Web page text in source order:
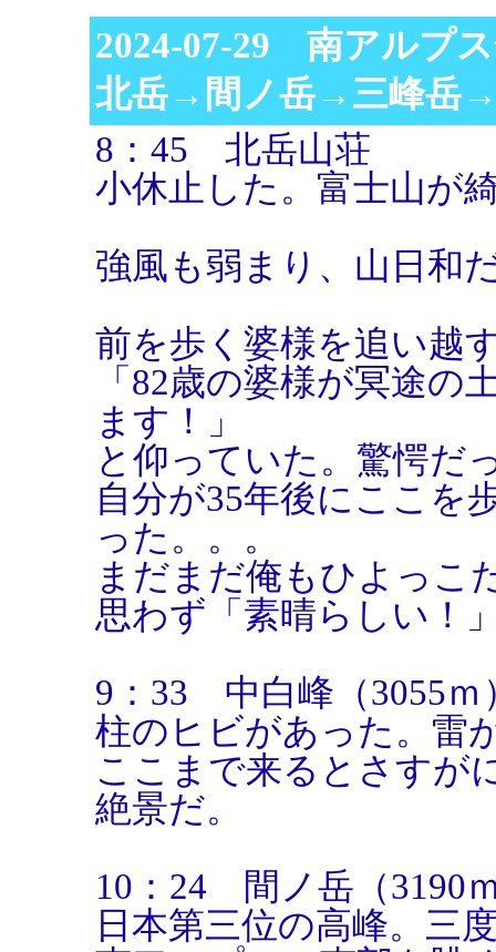
2024-07-29 南アルプ
北岳→間ノ岳→三峰岳→
8：45 北岳山荘
小休止した。富士山が
強風も弱まり、山日和
前を歩く婆様を追い越
「82歳の婆様が冥途の
ます！」
と仰っていた。驚愕だ
自分が35年後にここを
った。。。
まだまだ俺もひよっこ
思わず「素晴らしい！
9：33 中白峰（3055ｍ
柱のヒビがあった。雷
ここまで来るとさすが
絶景だ。
10：24 間ノ岳（3190
日本第三位の高峰。三